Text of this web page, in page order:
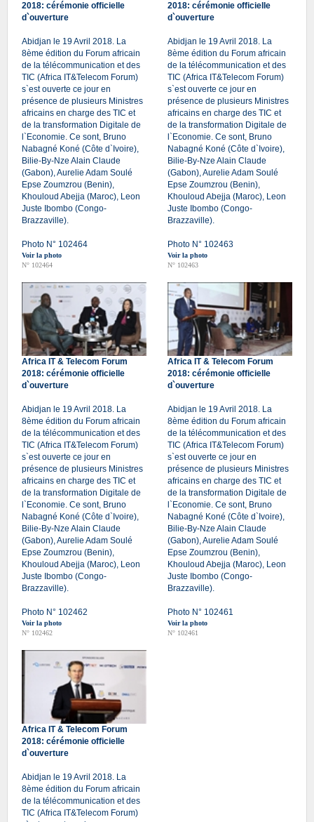
2018: cérémonie officielle
d`ouverture
Abidjan le 19 Avril 2018. La
8ème édition du Forum africain
de la télécommunication et des
TIC (Africa IT&Telecom Forum)
s`est ouverte ce jour en
présence de plusieurs Ministres
africains en charge des TIC et
de la transformation Digitale de
l`Economie. Ce sont, Bruno
Nabagné Koné (Côte d`Ivoire),
Bilie-By-Nze Alain Claude
(Gabon), Aurelie Adam Soulé
Epse Zoumzrou (Benin),
Khouloud Abejja (Maroc), Leon
Juste Ibombo (Congo-
Brazzaville).
Photo N° 102464
Voir la photo
N° 102464
2018: cérémonie officielle
d`ouverture
Abidjan le 19 Avril 2018. La
8ème édition du Forum africain
de la télécommunication et des
TIC (Africa IT&Telecom Forum)
s`est ouverte ce jour en
présence de plusieurs Ministres
africains en charge des TIC et
de la transformation Digitale de
l`Economie. Ce sont, Bruno
Nabagné Koné (Côte d`Ivoire),
Bilie-By-Nze Alain Claude
(Gabon), Aurelie Adam Soulé
Epse Zoumzrou (Benin),
Khouloud Abejja (Maroc), Leon
Juste Ibombo (Congo-
Brazzaville).
Photo N° 102463
Voir la photo
N° 102463
Africa IT & Telecom Forum
2018: cérémonie officielle
d`ouverture
Abidjan le 19 Avril 2018. La
8ème édition du Forum africain
de la télécommunication et des
TIC (Africa IT&Telecom Forum)
s`est ouverte ce jour en
présence de plusieurs Ministres
africains en charge des TIC et
de la transformation Digitale de
l`Economie. Ce sont, Bruno
Nabagné Koné (Côte d`Ivoire),
Bilie-By-Nze Alain Claude
(Gabon), Aurelie Adam Soulé
Epse Zoumzrou (Benin),
Khouloud Abejja (Maroc), Leon
Juste Ibombo (Congo-
Brazzaville).
Photo N° 102462
Voir la photo
N° 102462
Africa IT & Telecom Forum
2018: cérémonie officielle
d`ouverture
Abidjan le 19 Avril 2018. La
8ème édition du Forum africain
de la télécommunication et des
TIC (Africa IT&Telecom Forum)
s`est ouverte ce jour en
présence de plusieurs Ministres
africains en charge des TIC et
de la transformation Digitale de
l`Economie. Ce sont, Bruno
Nabagné Koné (Côte d`Ivoire),
Bilie-By-Nze Alain Claude
(Gabon), Aurelie Adam Soulé
Epse Zoumzrou (Benin),
Khouloud Abejja (Maroc), Leon
Juste Ibombo (Congo-
Brazzaville).
Photo N° 102461
Voir la photo
N° 102461
Africa IT & Telecom Forum
2018: cérémonie officielle
d`ouverture
Abidjan le 19 Avril 2018. La
8ème édition du Forum africain
de la télécommunication et des
TIC (Africa IT&Telecom Forum)